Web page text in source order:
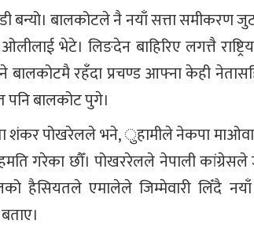
बन्यो। बालकोटले नै नयाँ सत्ता समीकरण
भेटे। लिङदेन बाहिरिए लगत्तै राष्ट्रिय
बालकोटमै रहँदा प्रचण्ड आफ्ना केही
पनि बालकोट पुगे।
पोखरेलले भने, ुहामीले नेकपा
गरेका छौँ। पोखररेलले नेपाली
हैसियतले एमालेले जिम्मेवारी लिँदै